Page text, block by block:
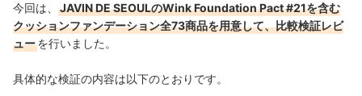
今回は、
JAVIN DE SEOULのWink Foundation Pact #21を含む
クッションファンデーション全73商品を用意して、比較検証レビ
ューを行いました。
具体的な検証の内容は以下のとおりです。